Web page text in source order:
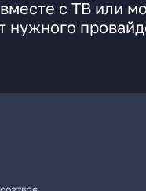
с ТВ или
нужного